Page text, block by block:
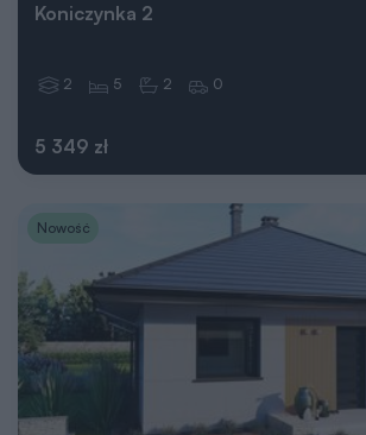
Koniczynka 2
5 349 zł
2 5 2 0
Nowość